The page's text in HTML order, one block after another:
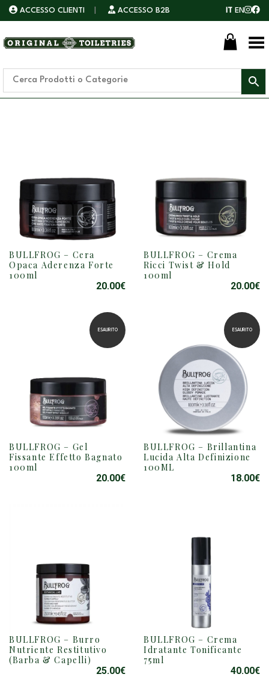
ACCESSO CLIENTI ACCESSO B2B IT EN
Toggle Menu
BULLFROG – Cera
Opaca Aderenza Forte
100ml
20.00€
BULLFROG – Crema
Ricci Twist & Hold
100ml
20.00€
ESAURITO
BULLFROG – Gel
Fissante Effetto Bagnato
100ml
20.00€
ESAURITO
BULLFROG – Brillantina
Lucida Alta Definizione
100ML
18.00€
BULLFROG – Burro
Nutriente Restitutivo
(Barba & Capelli)
25.00€
BULLFROG – Crema
Idratante Tonificante
75ml
40.00€